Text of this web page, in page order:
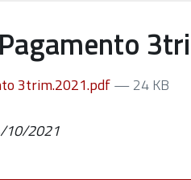
3trim.2021.pdf— 24 KB
10/2021